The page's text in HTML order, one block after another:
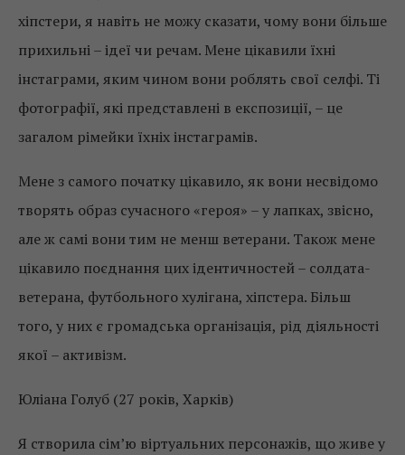
хіпстери, я навіть не можу сказати, чому вони більше
прихильні – ідеї чи речам. Мене цікавили їхні
інстаграми, яким чином вони роблять свої селфі. Ті
фотографії, які представлені в експозиції, – це
загалом рімейки їхніх інстаграмів.
Мене з самого початку цікавило, як вони несвідомо
творять образ сучасного «героя» – у лапках, звісно,
але ж самі вони тим не менш ветерани. Також мене
цікавило поєднання цих ідентичностей – солдата-
ветерана, футбольного хулігана, хіпстера. Більш
того, у них є громадська організація, рід діяльності
якої – активізм.
Юліана Голуб (27 років, Харків)
Я створила сім’ю віртуальних персонажів, що живе у